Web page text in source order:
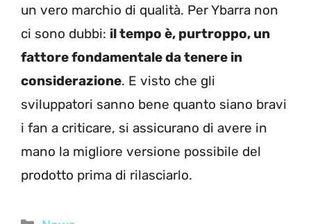
un vero marchio di qualità. Per Ybarra non
ci sono dubbi: il tempo è, purtroppo, un
fattore fondamentale da tenere in
considerazione. E visto che gli
sviluppatori sanno bene quanto siano bravi
i fan a criticare, si assicurano di avere in
mano la migliore versione possibile del
prodotto prima di rilasciarlo.